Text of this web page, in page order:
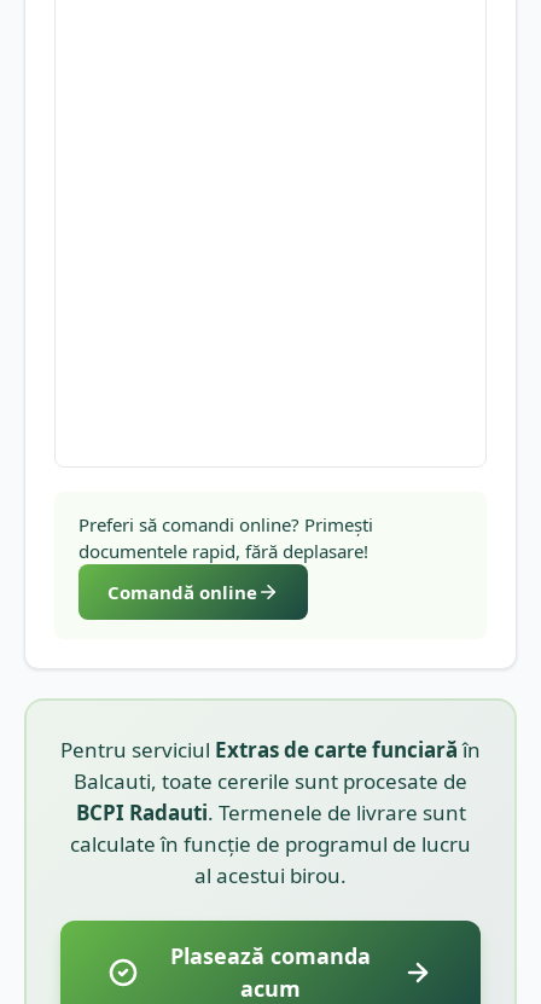
Preferi să comandi online? Primești
documentele rapid, fără deplasare!
Comandă online
Pentru serviciul Extras de carte funciarăîn
Balcauti, toate cererile sunt procesate de
BCPI Radauti. Termenele de livrare sunt
calculate în funcție de programul de lucru
al acestui birou.
Plasează comanda
acum